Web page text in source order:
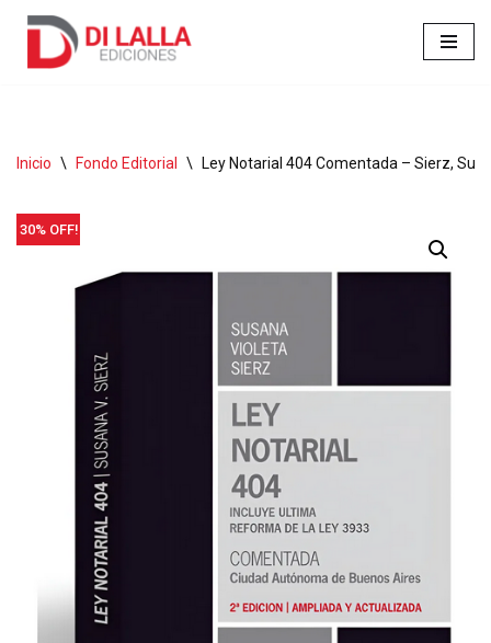
Inicio \ Fondo Editorial \ Ley Notarial 404 Comentada – Sierz,
30% OFF!